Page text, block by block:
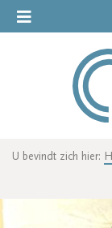
U bevindt zich hier: